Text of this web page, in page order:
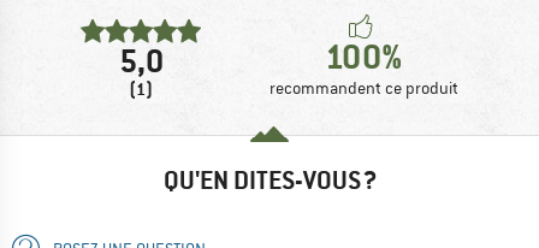
5,0
(1)
100%
recommandent ce produit
QU'EN DITES-VOUS ?